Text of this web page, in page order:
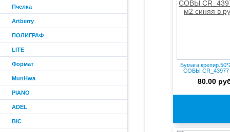
Пчелка
Artberry
ПОЛИГРАФ
LITE
Формат
MunHwa
PIANO
ADEL
BIC
Бумага
СОВЫ CR_43977
80.00